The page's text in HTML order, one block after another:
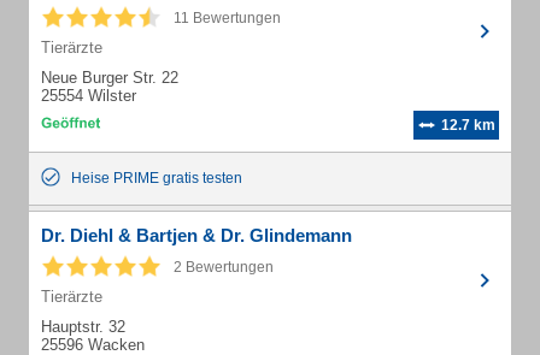
11 Bewertungen
Tierärzte
Neue Burger Str. 22
25554 Wilster
12.7 km
Heise PRIME gratis testen
Dr. Diehl & Bartjen & Dr. Glindemann
2 Bewertungen
Tierärzte
Hauptstr. 32
25596 Wacken